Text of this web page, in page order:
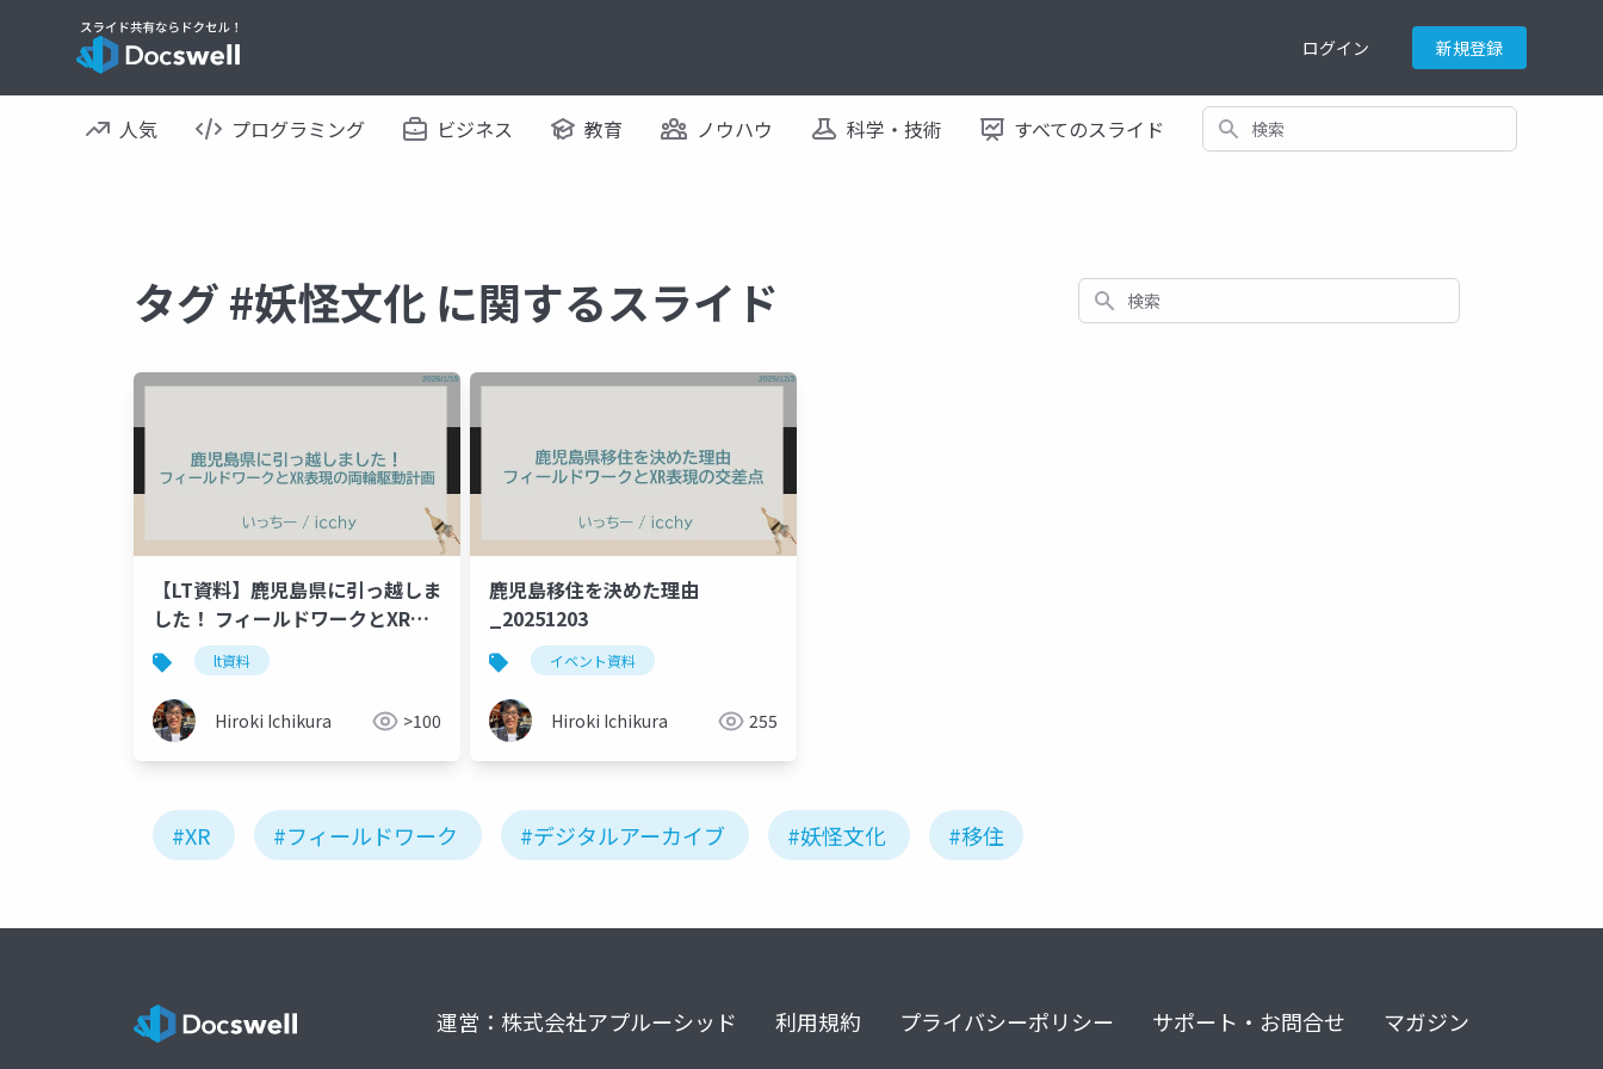
ログイン 新規登録
人気 プログラミング ビジネス 教育 ノウハウ 科学・技術 すべてのスライド 検索
タグ #妖怪文化 に関するスライド 検索
【LT資料】鹿児島県に引っ越しま
した！ フィールドワークとXR表
現の両輪駆動計画
lt資料
Hiroki Ichikura >100
鹿児島移住を決めた理由
_20251203
イベント資料
Hiroki Ichikura 255
#XR #フィールドワーク #デジタルアーカイブ #妖怪文化 #移住
運営：株式会社アプルーシッド 利用規約 プライバシーポリシー サポート・お問合せ マガジン